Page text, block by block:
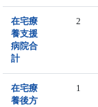
在宅療
養支援
病院合
計
2
在宅療
養後方
1